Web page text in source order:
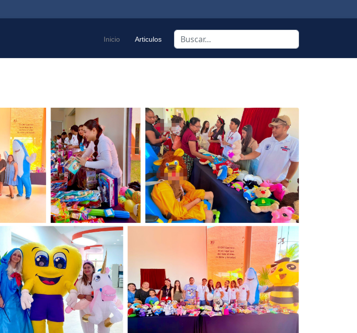
Inicio Articulos Buscar